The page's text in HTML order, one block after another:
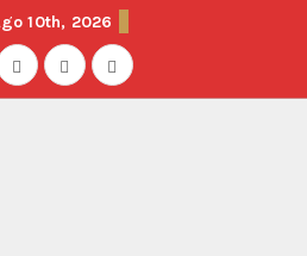
10th, 2026
herramientas